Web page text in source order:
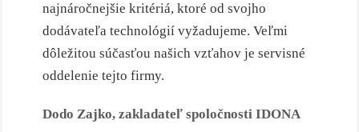
najnáročnejšie kritériá, ktoré od svojho
dodávateľa technológií vyžadujeme. Veľmi
dôležitou súčasťou našich vzťahov je servisné
oddelenie tejto firmy.
Dodo Zajko, zakladateľ spoločnosti IDONA